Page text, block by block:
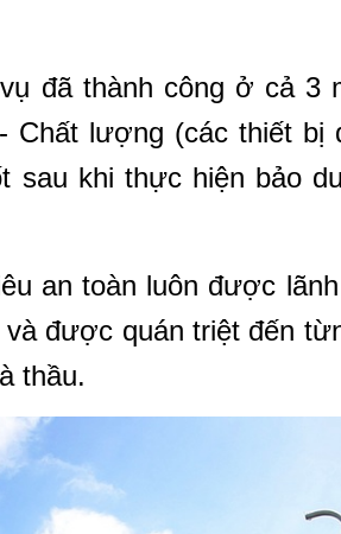
đã thành công ở cả 3
Chất lượng (các thiết bị
sau khi thực hiện bảo
an toàn luôn được
được quán triệt đến
thầu.